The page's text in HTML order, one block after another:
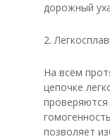
дорожный
2.
На всём
цепочке
позволяет